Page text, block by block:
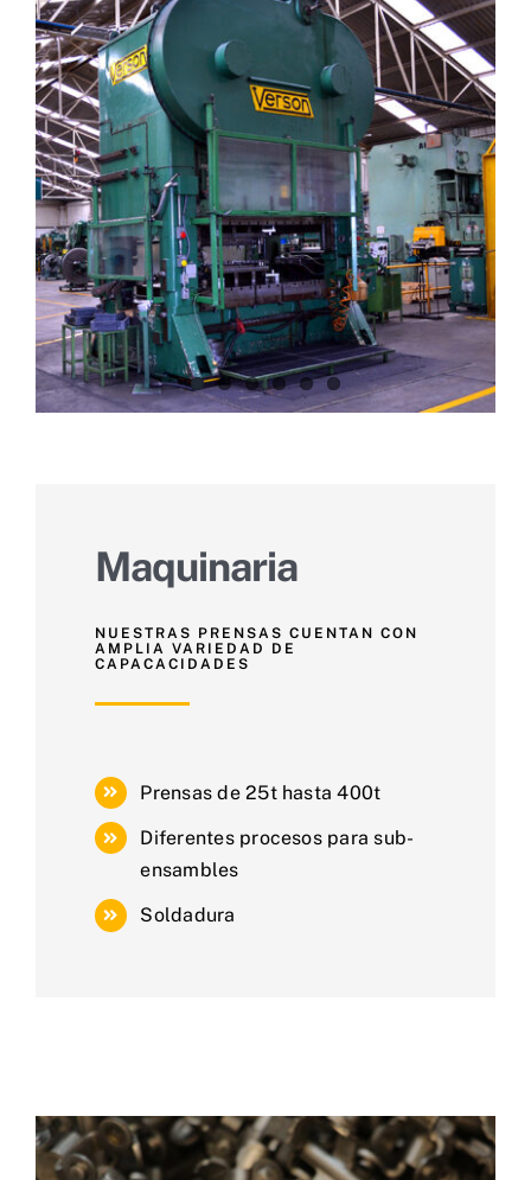
Maquinaria
NUESTRAS PRENSAS CUENTAN CON
AMPLIA VARIEDAD DE
CAPACACIDADES
Prensas de 25t hasta 400t
Diferentes procesos para sub-
ensambles
Soldadura